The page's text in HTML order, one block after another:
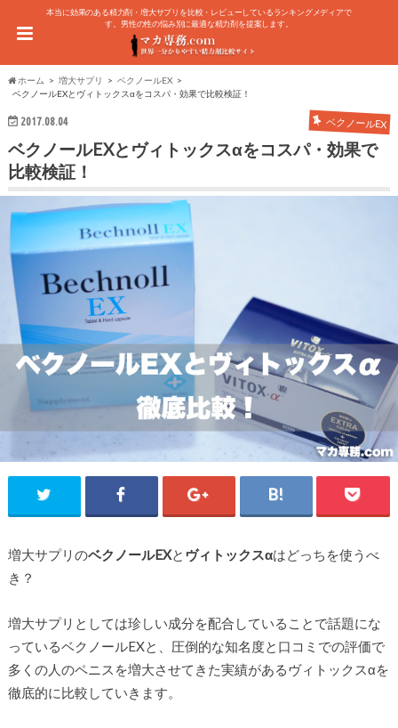
本当に効果のある精力剤・増大サプリを比較・レビューしているランキングメディアで
す。男性の性の悩み別に最適な精力剤を提案します。
ホーム 増大サプリ
ベクノールEX
ベクノールEXとヴィトックスαをコスパ・効果で比較検証！
2017.08.04 ベクノールEX
ベクノールEXとヴィトックスαをコスパ・効果で
比較検証！
増大サプリのベクノールEXと ヴィトックスαはどっちを使うべ
き？
増大サプリとしては珍しい成分を配合していることで話題にな
っているベクノールEXと、圧倒的な知名度と口コミでの評価で
多くの人のペニスを増大させてきた実績があるヴィトックスαを
徹底的に比較していきます。